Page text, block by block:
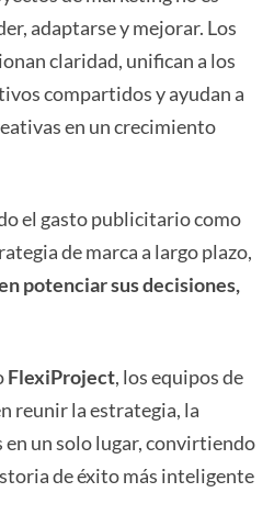
adaptarse y mejorar. Los
claridad, unifican a los
compartidos y ayudan a
en un crecimiento
el gasto publicitario como
de marca a largo plazo,
potenciar sus decisiones,
FlexiProject, los equipos de
reunir la estrategia, la
un solo lugar, convirtiendo
de éxito más inteligente